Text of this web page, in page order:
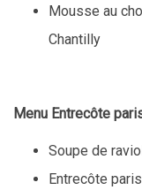
Mousse au
Chantilly
Menu Entrecôte
Soupe de
Entrecôte